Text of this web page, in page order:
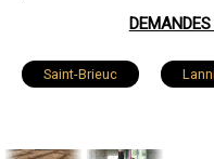
Saint-Brieuc